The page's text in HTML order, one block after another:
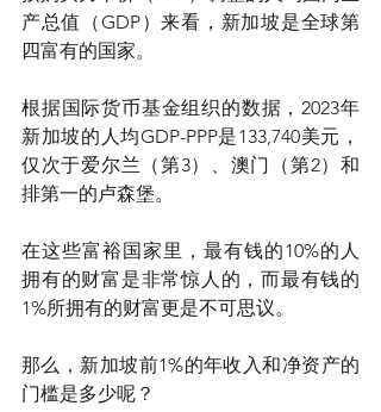
产总值（GDP）来看，新加坡是全球第
四富有的国家。
根据国际货币基金组织的数据，2023年
新加坡的人均GDP-PPP是133,740美元，
仅次于爱尔兰（第3）、澳门（第2）和
排第一的卢森堡。
在这些富裕国家里，最有钱的10%的人
拥有的财富是非常惊人的，而最有钱的
1%所拥有的财富更是不可思议。
那么，新加坡前1%的年收入和净资产的
门槛是多少呢？